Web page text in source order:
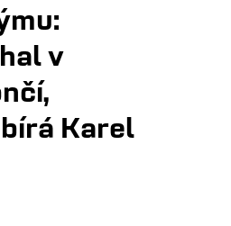
v
Karel